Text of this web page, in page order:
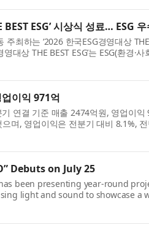
ESG’ 시상식 성료… ESG
최하는 ‘2026 한국ESG경영대상
대상 THE BEST ESG’는 ESG(환경·
이익 971억
연결 기준 매출 2474억원, 영업이
며, 영업이익은 전분기 대비 8.1%,
Debuts on July 25
been presenting year-round
light and sound to showcase a